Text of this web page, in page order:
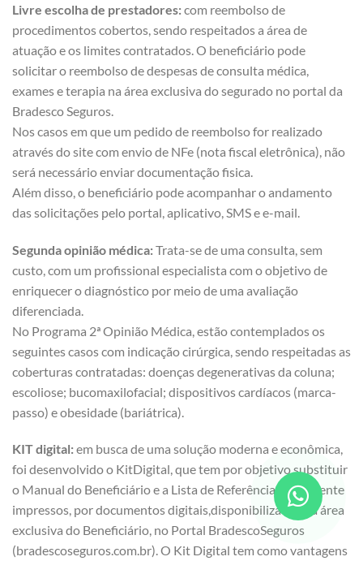
Livre escolha de prestadores:com reembolso de
procedimentos cobertos, sendo respeitados a área de
atuação e os limites contratados. O beneficiário pode
solicitar o reembolso de despesas de consulta médica,
exames e terapia na área exclusiva do segurado no portal da
Bradesco Seguros.
Nos casos em que um pedido de reembolso for realizado
através do site com envio de NFe (nota fiscal eletrônica), não
será necessário enviar documentação fisica.
Além disso, o beneficiário pode acompanhar o andamento
das solicitações pelo portal, aplicativo, SMS e e-mail.
Segunda opinião médica:Trata-se de uma consulta, sem
custo, com um profissional especialista com o objetivo de
enriquecer o diagnóstico por meio de uma avaliação
diferenciada.
No Programa 2ª Opinião Médica, estão contemplados os
seguintes casos com indicação cirúrgica, sendo respeitadas as
coberturas contratadas: doenças degenerativas da coluna;
escoliose; bucomaxilofacial; dispositivos cardíacos (marca-
passo) e obesidade (bariátrica).
KIT digital:em busca de uma solução moderna e econômica,
foi desenvolvido o KitDigital, que tem por objetivo substituir
o Manual do Beneficiário e a Lista de Referência, atualmente
impressos, por documentos digitais,disponibilizados na área
exclusiva do Beneficiário, no Portal BradescoSeguros
(bradescoseguros.com.br). O Kit Digital tem como vantagens